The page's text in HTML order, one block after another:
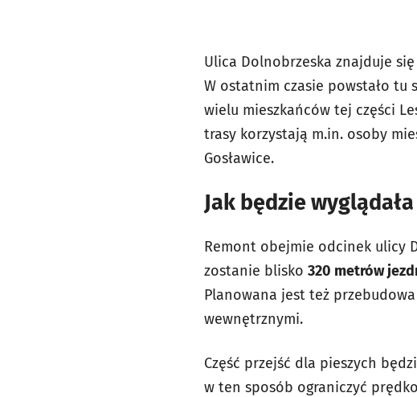
Ulica Dolnobrzeska znajduje
W ostatnim czasie powstało tu
wielu mieszkańców tej części
trasy korzystają m.in. osoby
Gosławice.
Jak będzie
Remont obejmie odcinek ulicy
zostanie blisko 320 metrów
Planowana jest też
wewnętrznymi.
Część przejść dla pieszych
w ten sposób ograniczyć